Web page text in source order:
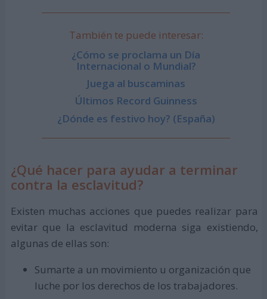
También te puede interesar:
¿Cómo se proclama un Día
Internacional o Mundial?
Juega al buscaminas
Últimos Record Guinness
¿Dónde es festivo hoy? (España)
¿Qué hacer para ayudar a terminar
contra la esclavitud?
Existen muchas acciones que puedes realizar para
evitar que la esclavitud moderna siga existiendo,
algunas de ellas son:
Sumarte a un movimiento u organización que
luche por los derechos de los trabajadores.